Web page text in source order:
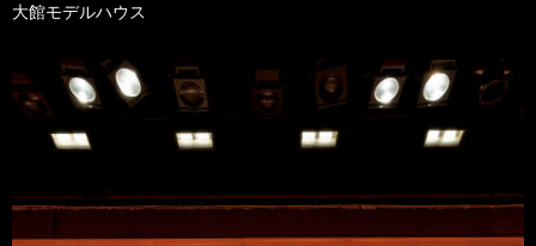
大館モデルハウス